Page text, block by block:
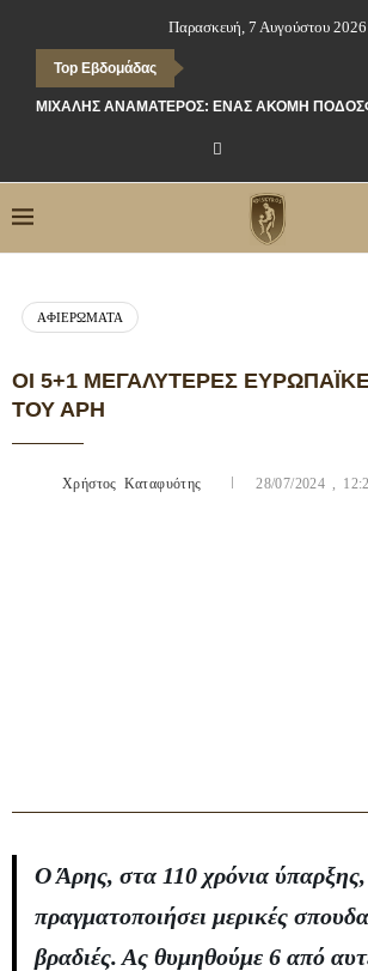
Παρασκευή, 7 Αυγούστου 2026
Top Εβδομάδας
ΜΙΧΆΛΗΣ ΑΝΑΜΑΤΕΡΌΣ: ΈΝΑΣ ΑΚΌΜΗ
ΑΦΙΕΡΏΜΑΤΑ
ΟΙ 5+1 ΜΕΓΑΛΎΤΕΡΕΣ
ΤΟΥ ΆΡΗ
Χρήστος Καταφυότης 28/07/2024 ,
Ο Άρης, στα 110 χρόνια
πραγματοποιήσει μερικές
βραδιές. Ας θυμηθούμε 6 από